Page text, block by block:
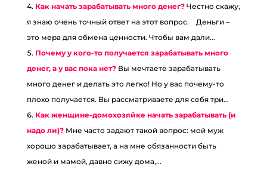
Как начать зарабатывать много денег? Честно скажу,
я знаю очень точный ответ на этот вопрос.⠀ Деньги –
это мера для обмена ценности. Чтобы вам дали...
Почему у кого-то получается зарабатывать много
денег, а у вас пока нет? Вы мечтаете зарабатывать
много денег и делать это легко! Но у вас почему-то
плохо получается. Вы рассматриваете для себя три...
Как женщине-домохозяйке начать зарабатывать (и
надо ли)? Мне часто задают такой вопрос: мой муж
хорошо зарабатывает, а на мне обязанности быть
женой и мамой, давно сижу дома,...